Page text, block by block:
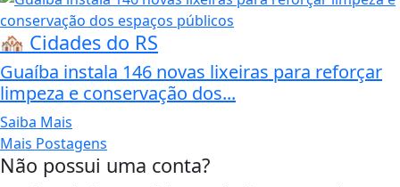
🏘️ Cidades do RS
Guaíba instala 146 novas lixeiras para reforçar
limpeza e conservação dos...
Saiba Mais
Mais Postagens
Não possui uma conta?